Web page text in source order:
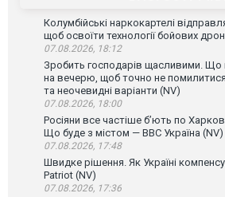
Колумбійські наркокартелі
щоб освоїти технології бойових
07.08.2026, 18:12
Зробить господарів щасливими. Що
на вечерю, щоб точно не
та неочевидні варіанти (NV)
07.08.2026, 18:00
Росіяни все частіше бʼють по
Що буде з містом — ВВС Україна (NV)
07.08.2026, 17:48
Швидке рішення. Як Україні
Patriot (NV)
07.08.2026, 17:36